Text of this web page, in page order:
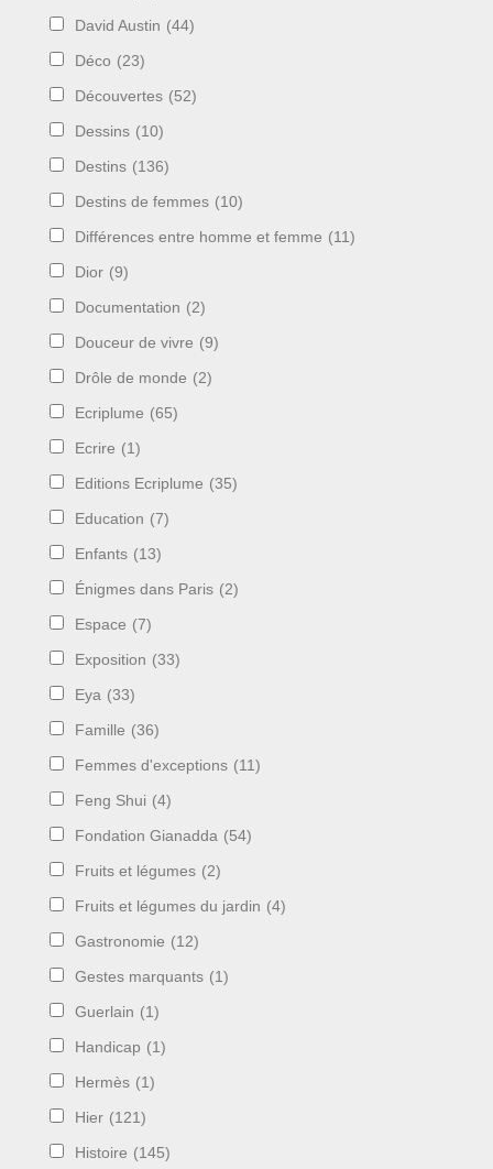
David Austin (44)
Déco (23)
Découvertes (52)
Dessins (10)
Destins (136)
Destins de femmes (10)
Différences entre homme et femme (11)
Dior (9)
Documentation (2)
Douceur de vivre (9)
Drôle de monde (2)
Ecriplume (65)
Ecrire (1)
Editions Ecriplume (35)
Education (7)
Enfants (13)
Énigmes dans Paris (2)
Espace (7)
Exposition (33)
Eya (33)
Famille (36)
Femmes d'exceptions (11)
Feng Shui (4)
Fondation Gianadda (54)
Fruits et légumes (2)
Fruits et légumes du jardin (4)
Gastronomie (12)
Gestes marquants (1)
Guerlain (1)
Handicap (1)
Hermès (1)
Hier (121)
Histoire (145)